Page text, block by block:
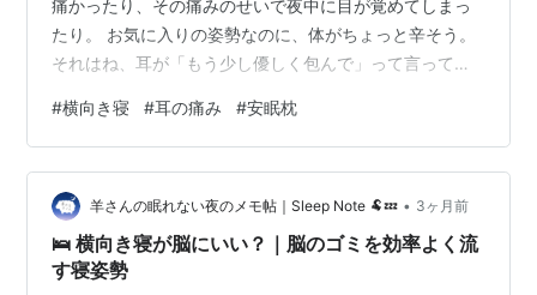
痛かったり、その痛みのせいで夜中に目が覚めてしまっ
たり。 お気に入りの姿勢なのに、体がちょっと辛そう。
それはね、耳が「もう少し優しく包んで」って言ってい
について、そっと紐解いてみようか。 [/📝] [🌙] 横向き寝
で耳が痛くなるのはなぜ？👂 耳はとてもデリケートな
「軟骨」の組織 痛みは「血流」からのサイン 耳と肩を守
る「仕組み」を知ろう🔍 耳介軟骨は一度傷つくと治りに
くい？ 「肩幅」という大きな隙間 「横向き寝専用枕」と
いう選…
#横向き寝 #耳の痛み #安眠枕
羊さんの眠れない夜のメモ帖｜Sleep Note 🐏💤 • 3ヶ月前
🛌 横向き寝が脳にいい？｜脳のゴミを効率よく流
す寝姿勢